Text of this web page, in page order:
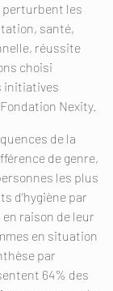
perturbent les
santé,
réussite
choisi
initiatives
Nexity.
de la
de genre,
les plus
d’hygiène par
en raison de leur
en situation
par
64% des